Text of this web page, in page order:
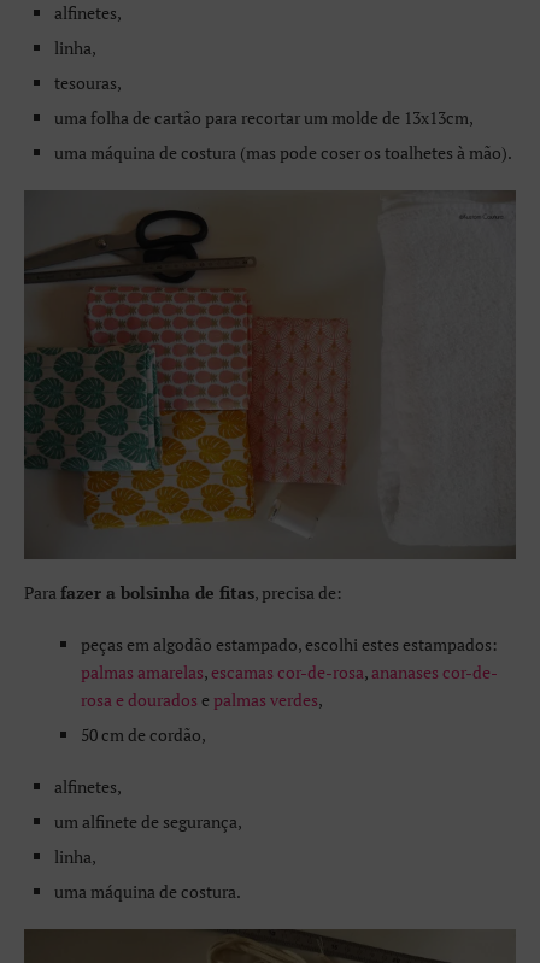
alfinetes,
linha,
tesouras,
uma folha de cartão para recortar um molde de 13x13cm,
uma máquina de costura (mas pode coser os toalhetes à mão).
Parafazer a bolsinha de fitas, precisa de:
peças em algodão estampado, escolhi estes estampados:
palmas amarelas,escamas cor-de-rosa,ananases cor-de-
rosa e dourados e palmas verdes,
50 cm de cordão,
alfinetes,
um alfinete de segurança,
linha,
uma máquina de costura.